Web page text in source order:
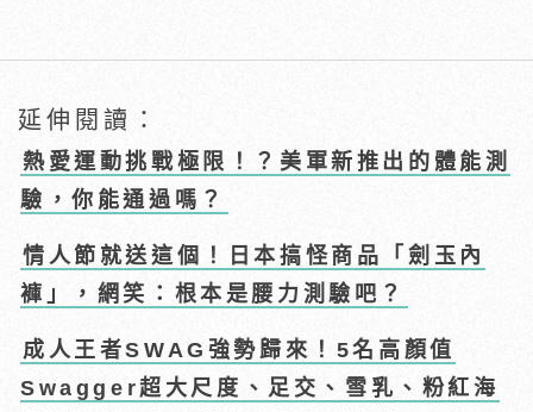
延伸閱讀：
熱愛運動挑戰極限！？美軍新推出的體能測
驗，你能通過嗎？
情人節就送這個！日本搞怪商品「劍玉內
褲」，網笑：根本是腰力測驗吧？
成人王者SWAG強勢歸來！5名高顏值
Swagger超大尺度、足交、雪乳、粉紅海